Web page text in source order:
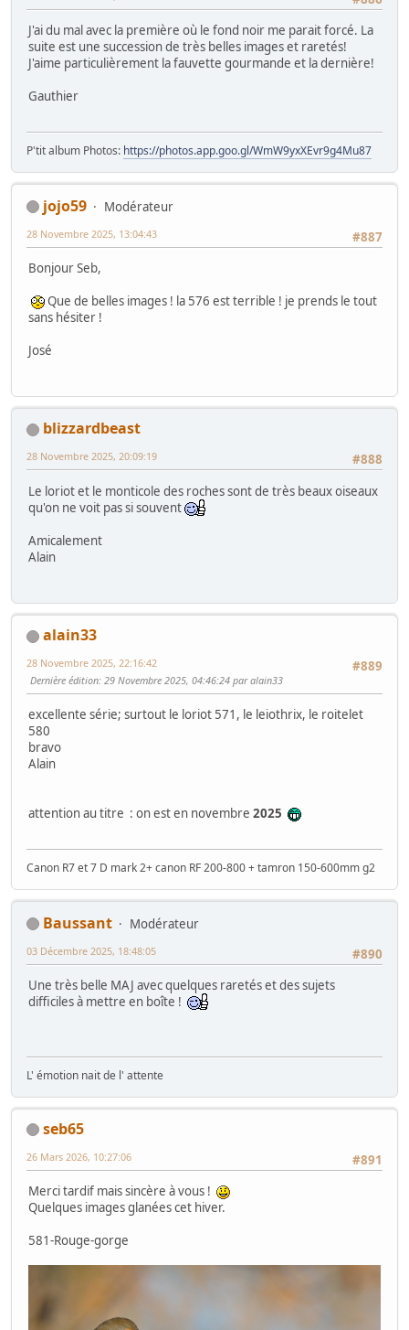
J'ai du mal avec la première où le fond noir me parait forcé. La
suite est une succession de très belles images et raretés!
J'aime particulièrement la fauvette gourmande et la dernière!
Gauthier
P'tit album Photos: https://photos.app.goo.gl/WmW9yxXEvr9g4Mu87
jojo59
Modérateur
#887
28 Novembre 2025, 13:04:43
Bonjour Seb,
Que de belles images ! la 576 est terrible ! je prends le tout
sans hésiter !
José
blizzardbeast
#888
28 Novembre 2025, 20:09:19
Le loriot et le monticole des roches sont de très beaux oiseaux
qu'on ne voit pas si souvent
Amicalement
Alain
alain33
#889
28 Novembre 2025, 22:16:42
Dernière édition: 29 Novembre 2025, 04:46:24 par alain33
excellente série; surtout le loriot 571, le leiothrix, le roitelet
580
bravo
Alain
attention au titre : on est en novembre 2025
Canon R7 et 7 D mark 2+ canon RF 200-800 + tamron 150-600mm g2
Baussant
Modérateur
#890
03 Décembre 2025, 18:48:05
Une très belle MAJ avec quelques raretés et des sujets
difficiles à mettre en boîte !
L' émotion nait de l' attente
seb65
#891
26 Mars 2026, 10:27:06
Merci tardif mais sincère à vous !
Quelques images glanées cet hiver.
581-Rouge-gorge